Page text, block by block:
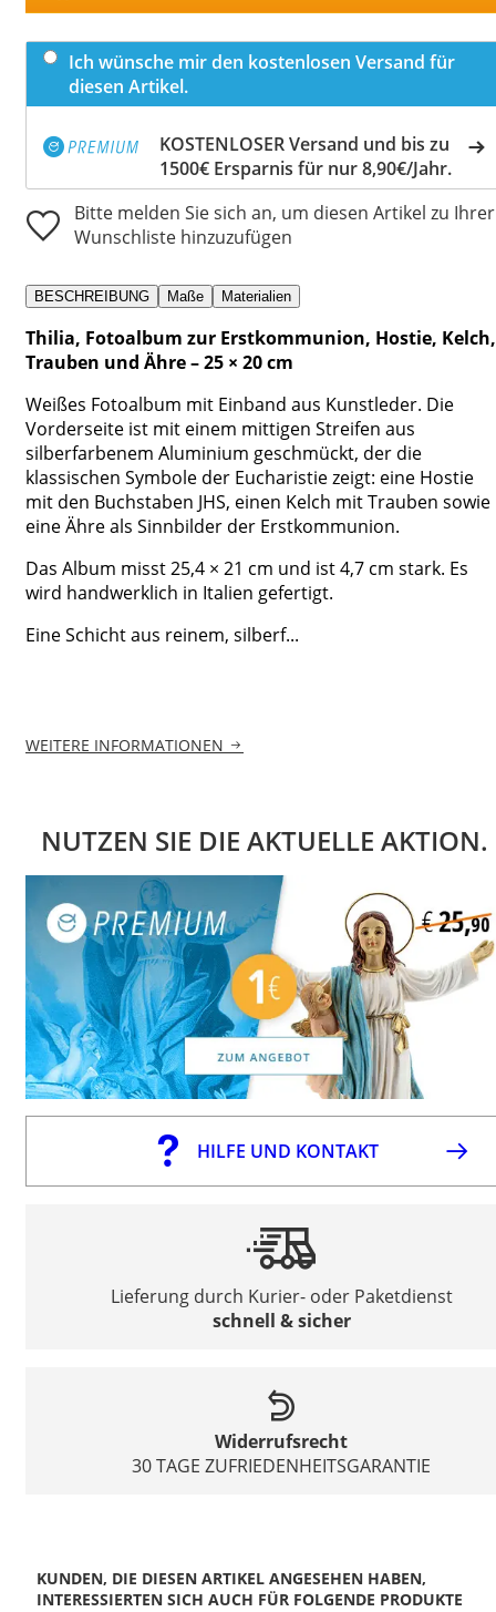
Ich wünsche mir den kostenlosen Versand für
diesen Artikel.
KOSTENLOSER Versand und bis zu
1500€ Ersparnis für nur 8,90€/Jahr.
Bitte melden Sie sich an, um diesen Artikel zu Ihrer
Wunschliste hinzuzufügen
BESCHREIBUNG Maße Materialien
Thilia, Fotoalbum zur Erstkommunion, Hostie, Kelch,
Trauben und Ähre – 25 × 20 cm
Weißes Fotoalbum mit Einband aus Kunstleder. Die
Vorderseite ist mit einem mittigen Streifen aus
silberfarbenem Aluminium geschmückt, der die
klassischen Symbole der Eucharistie zeigt: eine Hostie
mit den Buchstaben JHS, einen Kelch mit Trauben sowie
eine Ähre als Sinnbilder der Erstkommunion.
Das Album misst 25,4 × 21 cm und ist 4,7 cm stark. Es
wird handwerklich in Italien gefertigt.
Eine Schicht aus reinem, silberf...
WEITERE INFORMATIONEN
NUTZEN SIE DIE AKTUELLE AKTION.
HILFE UND KONTAKT
Lieferung durch Kurier- oder Paketdienst
schnell & sicher
Widerrufsrecht
30 TAGE ZUFRIEDENHEITSGARANTIE
KUNDEN, DIE DIESEN ARTIKEL ANGESEHEN HABEN,
INTERESSIERTEN SICH AUCH FÜR FOLGENDE PRODUKTE